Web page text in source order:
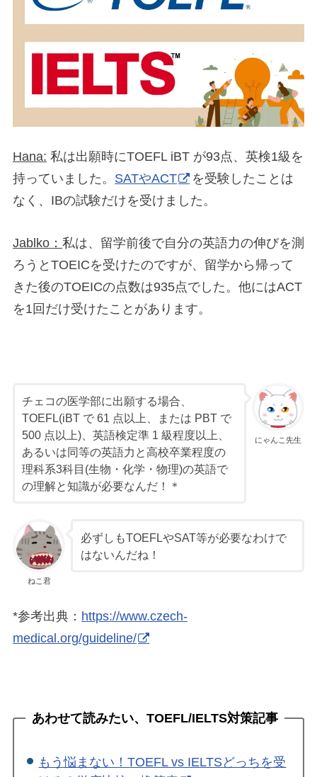
Hana: 私は出願時にTOEFL iBT が93点、英検1級を
持っていました。 SATやACT
を受験したことは
なく、IBの試験だけを受けました。
Jablko： 私は、留学前後で自分の英語力の伸びを測
ろうとTOEICを受けたのですが、留学から帰って
きた後のTOEICの点数は935点でした。他にはACT
を1回だけ受けたことがあります。
にゃんこ先生
チェコの医学部に出願する場合、
TOEFL(iBT で 61 点以上、または PBT で
500 点以上)、英語検定準 1 級程度以上、
あるいは同等の英語力と高校卒業程度の
理科系3科目(生物・化学・物理)の英語で
の理解と知識が必要なんだ！＊
ねこ君
必ずしもTOEFLやSAT等が必要なわけで
はないんだね！
*参考出典： https://www.czech-
medical.org/guideline/
あわせて読みたい、TOEFL/IELTS対策記事
もう悩まない！TOEFL vs IELTSどっちを受